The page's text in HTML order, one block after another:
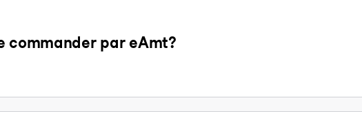
commander par eAmt?